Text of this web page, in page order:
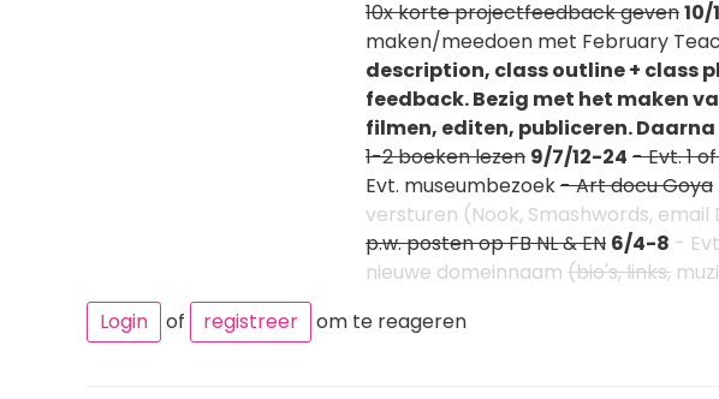
10x korte projectfeedback geven10/
maken/meedoen met February
description, class outline + class
feedback. Bezig met het maken
filmen, editen, publiceren.
1-2 boeken lezen 9/7/12-24 - Evt. 1
Evt. museumbezoek- Art docu Goya
versturen (Nook, Smashwords, email
p.w. posten op FB NL & EN 6/4-8 -
nieuwe domeinnaam (bio's, links,
Login
of registreer om te reageren